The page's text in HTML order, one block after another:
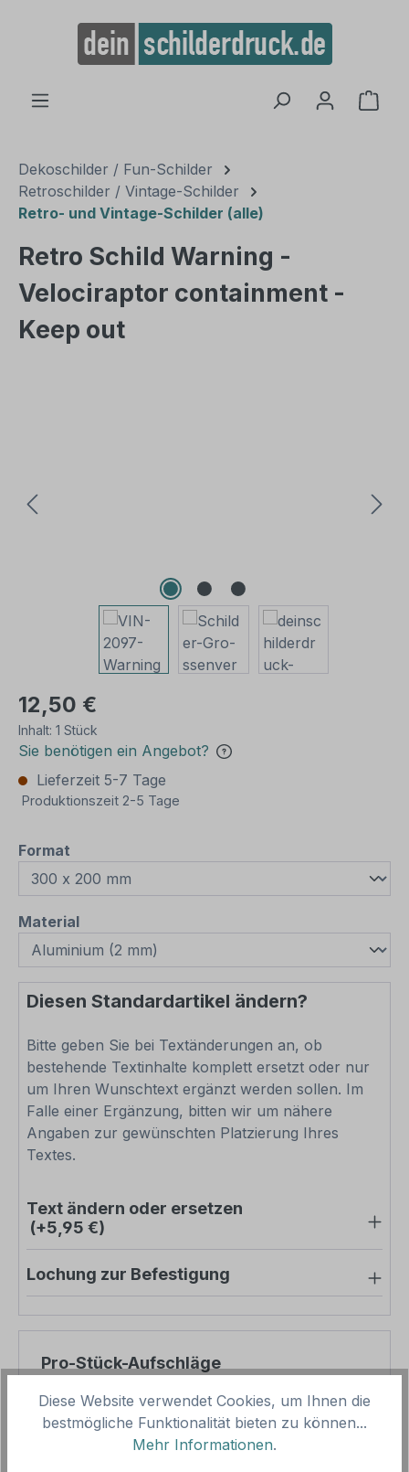
springen
Dekoschilder / Fun-Schilder
Retroschilder / Vintage-Schilder
Retro- und Vintage-Schilder (alle)
Retro Schild Warning -
Velociraptor containment -
Keep out
12,50 €
Inhalt: 1 Stück
Sie benötigen ein Angebot?
Lieferzeit 5-7 Tage
Produktionszeit 2-5 Tage
Format
Materialauswählen
Diesen Standardartikel ändern?
Bitte geben Sie bei Textänderungen an, ob
bestehende Textinhalte komplett ersetzt oder nur
um Ihren Wunschtext ergänzt werden sollen. Im
Falle einer Ergänzung, bitten wir um nähere
Angaben zur gewünschten Platzierung Ihres
Textes.
Text ändern oder ersetzen
(+5,95 €)
Lochung zur Befestigung
Pro-Stück-Aufschläge
Produktpreis
12,50 €
Zwischensumme
Diese Website verwendet Cookies, um Ihnen die
bestmögliche Funktionalität bieten zu können...
Mehr Informationen.